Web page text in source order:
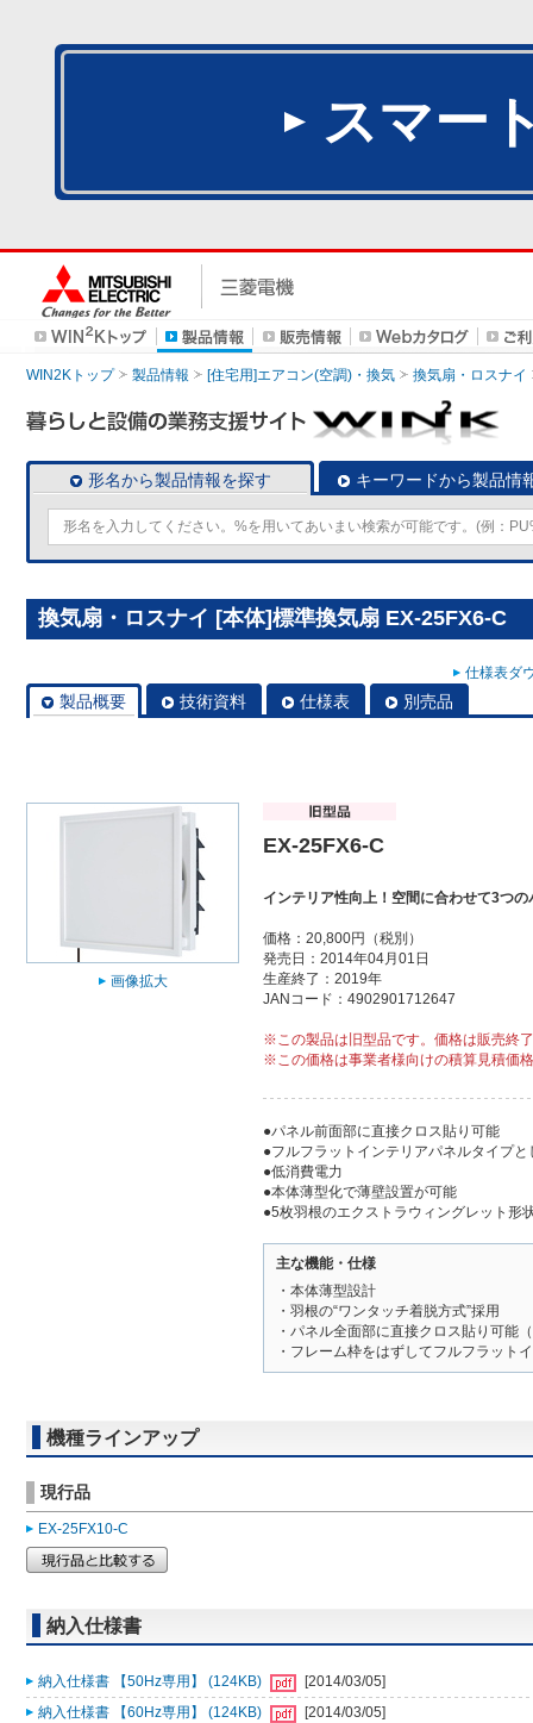
スマー
WIN2Kトップ 製品情報 [住宅用]エアコン(空調)・換気 換気扇・ロスナイ
形名から製品情報を探す キーワードから製品情
換気扇・ロスナイ [本体]標準換気扇 EX-25FX6-C
仕様表ダ
製品概要 技術資料 仕様表 別売品
画像拡大
EX-25FX6-C
インテリア性向上！空間に合わせて3つ
価格：20,800円（税別）
発売日：2014年04月01日
生産終了：2019年
JANコード：4902901712647
※この製品は旧型品です。価格は販売終
※この価格は事業者様向けの積算見積価
●パネル前面部に直接クロス貼り可能
●フルフラットインテリアパネルタイプ
●低消費電力
●本体薄型化で薄壁設置が可能
●5枚羽根のエクストラウィングレット形
主な機能・仕様
・本体薄型設計
・羽根の“ワンタッチ着脱方式”採用
・パネル全面部に直接クロス貼り可能
・フレーム枠をはずしてフルフラット
機種ラインアップ
現行品
EX-25FX10-C
納入仕様書
納入仕様書 【50Hz専用】 (124KB)
[2014/03/05]
納入仕様書 【60Hz専用】 (124KB)
[2014/03/05]